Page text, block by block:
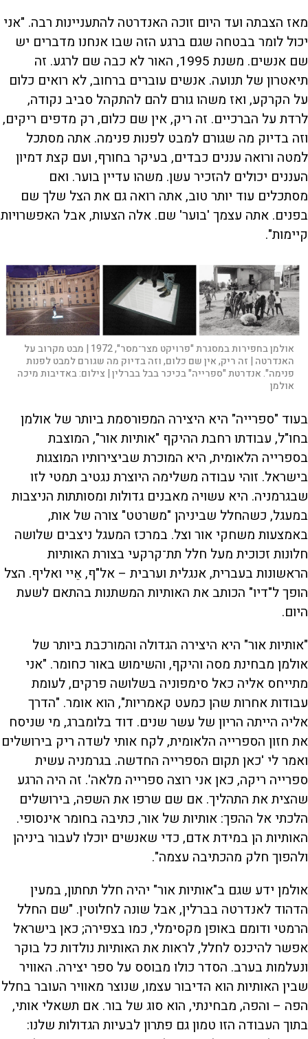
מאז הצבתה ועד היום זוכה האנדרטה להתעניינות רבה. "אני
יכול לומר בבטחה שגם ברגע הזה שבו אנחנו מדברים יש
שם אנשים. משנת 1995, האור לא כבה שם לרגע. זה
תיאטרון של תנועה. אנשים עוברים ברחוב, לא רואים כלום
על הקרקע, ואז משהו גורם להם להתקהל סביב נקודה,
לרדת על הברכיים. זה ריק, אין שם כלום, רק מדפים ריקים,
וזה בדיוק מה שגורם למבט לפנות פנימה. אתה מסתכל
למטה ורואה עננים כבדים, בעיקר בחורף, ועם קצת דמיון
העננים יכולים להזכיר עשן. משהו עדיין בוער. ואם
מסתכלים עוד יותר טוב, אתה רואה גם את הצל שלך שם
בפנים. אתה עצמך 'בוער' שם. אלה הצעות, אבל האפשרויות
קיימות".
אולמן בחפירות במסגרת "פרויקט מצר־מסר", 1972 | מבט מקרוב על
האנדרטה | זה ריק, אין שם כלום, וזה בדיוק מה שגורם למבט לפנות
פנימה". אנדרטת "ספרייה" בכיכר בבל בברלין | צילום:באדיבות מיכה
אולמן
בעוד "ספרייה" היא היצירה המפורסמת ביותר של אולמן
בחו"ל, עבודתו רחבת ההיקף "אותיות אור", המוצבת
בספרייה הלאומית, היא המוכרת שביצירותיו המוצגות
בישראל. זוהי עבודה משלימה היוצרת נגטיב תמטי לזו
שבגרמניה. היא עשויה מאבנים גדולות ומסותתות הניצבות
במעגל, כשהחלל שביניהן "משרטט" צורה של אות,
באמצעות משחקי אור וצל. במרכז המעגל ניצבים שלושה
חלונות זכוכית מעל חלל תת־קרקעי בצורת האותיות
הראשונות בעברית, אנגלית וערבית – אל"ף, אֵיי ואליף. הצל
הופך ל"דיו" הכותב את האותיות המשתנות בהתאם לשעת
היום.
"אותיות אור" היא היצירה הגדולה והמורכבת ביותר של
אולמן מבחינת מסה והיקף, והשימוש באור כחומר. "אני
מתייחס אליה כאל סימפוניה בשלושה פרקים, לעומת
עבודות אחרות שהן כמעט קאמריות", הוא אומר. "הדרך
אליה הייתה הריון של עשר שנים. דוד בלומברג, מי שניסח
את חזון הספרייה הלאומית, לקח אותי לשדה ריק בירושלים
ואמר לי 'כאן תקום הספרייה החדשה. בגרמניה עשית
ספרייה ריקה, כאן אני רוצה ספרייה מלאה'. זה היה הרגע
שהצית את התהליך. אם שם שרפו את השפה, בירושלים
הלכתי אל ההפך: אותיות של אור, כתיבה בחומר אינסופי.
האותיות הן במידת אדם, כדי שאנשים יוכלו לעבור ביניהן
ולהפוך חלק מהכתיבה עצמה".
אולמן ידע שגם ב"אותיות אור" יהיה חלל תחתון, במעין
הדהוד לאנדרטה בברלין, אבל שונה לחלוטין. "שם החלל
הרמטי ודומם באופן מקסימלי, כמו בצפירה; כאן בישראל
אפשר להיכנס לחלל, לראות את האותיות נולדות כל בוקר
ונעלמות בערב. הסדר כולו מבוסס על ספר יצירה. האוויר
שבין האותיות הוא הדיבור עצמו, שנוצר מאוויר העובר בחלל
הפה – והפה, מבחינתי, הוא סוג של בור. אם תשאלי אותי,
בתוך העבודה הזו טמון גם פתרון לבעיות הגדולות שלנו: